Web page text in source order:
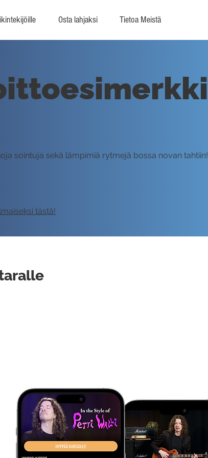
Osta lahjaksi Tietoa Meistä
sointuja sekä lämpimiä rytmejä bossa novan tahtiin!
tästä!